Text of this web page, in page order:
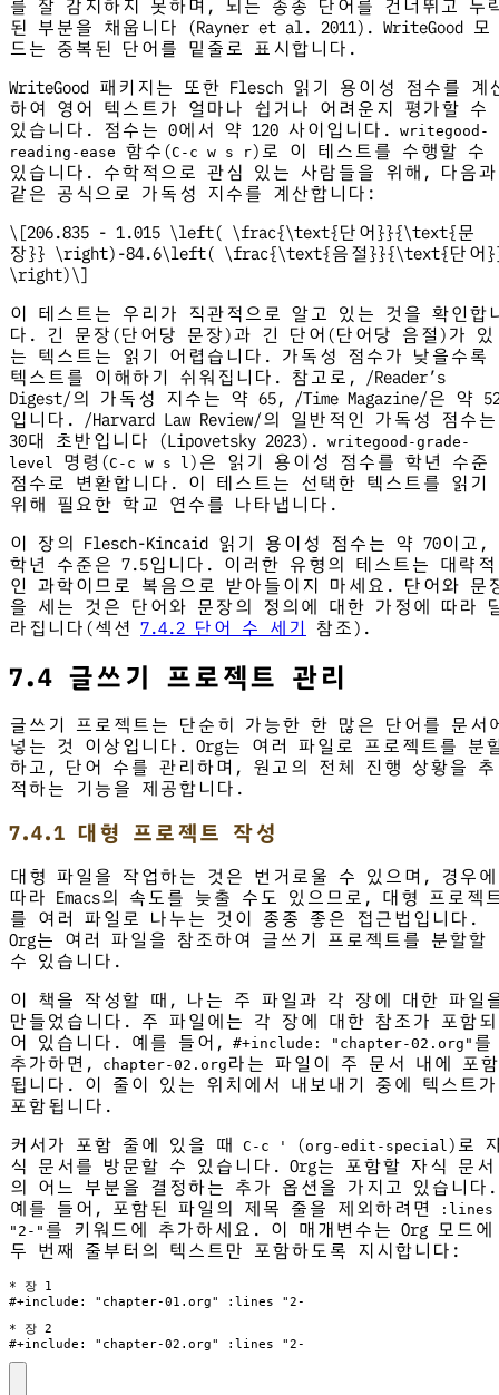
를 잘 감지하지 못하며, 뇌는 종종 단어를 건너뛰고 누
된 부분을 채웁니다 (Rayner et al. 2011). WriteGood 모
드는 중복된 단어를 밑줄로 표시합니다.
WriteGood 패키지는 또한 Flesch 읽기 용이성 점수를 계
하여 영어 텍스트가 얼마나 쉽거나 어려운지 평가할 수
있습니다. 점수는 0에서 약 120 사이입니다.
writegood-
reading-ease
함수(C-c w s r)로 이 테스트를 수행할 수
있습니다. 수학적으로 관심 있는 사람들을 위해, 다음과
같은 공식으로 가독성 지수를 계산합니다:
\[206.835 - 1.015 \left( \frac{\text{단어}}{\text{문
장}} \right)-84.6\left( \frac{\text{음절}}{\text{단어
\right)\]
이 테스트는 우리가 직관적으로 알고 있는 것을 확인합
다. 긴 문장(단어당 문장)과 긴 단어(단어당 음절)가 있
는 텍스트는 읽기 어렵습니다. 가독성 점수가 낮을수록
텍스트를 이해하기 쉬워집니다. 참고로, /Reader’s
Digest/의 가독성 지수는 약 65, /Time Magazine/은 약
입니다. /Harvard Law Review/의 일반적인 가독성 점수는
30대 초반입니다 (Lipovetsky 2023).
writegood-grade-
level
명령(C-c w s l)은 읽기 용이성 점수를 학년 수준
점수로 변환합니다. 이 테스트는 선택한 텍스트를 읽기
위해 필요한 학교 연수를 나타냅니다.
이 장의 Flesch-Kincaid 읽기 용이성 점수는 약 70이고,
학년 수준은 7.5입니다. 이러한 유형의 테스트는 대략적
인 과학이므로 복음으로 받아들이지 마세요. 단어와 문
을 세는 것은 단어와 문장의 정의에 대한 가정에 따라
라집니다(섹션 7.4.2 단어 수 세기 참조).
7.4 글쓰기 프로젝트 관리
글쓰기 프로젝트는 단순히 가능한 한 많은 단어를 문서
넣는 것 이상입니다. Org는 여러 파일로 프로젝트를 분
하고, 단어 수를 관리하며, 원고의 전체 진행 상황을 추
적하는 기능을 제공합니다.
7.4.1 대형 프로젝트 작성
대형 파일을 작업하는 것은 번거로울 수 있으며, 경우에
따라 Emacs의 속도를 늦출 수도 있으므로, 대형 프로젝
를 여러 파일로 나누는 것이 종종 좋은 접근법입니다.
Org는 여러 파일을 참조하여 글쓰기 프로젝트를 분할할
수 있습니다.
이 책을 작성할 때, 나는 주 파일과 각 장에 대한 파일
만들었습니다. 주 파일에는 각 장에 대한 참조가 포함되
어 있습니다. 예를 들어,
#+include: "chapter-02.org" 를
추가하면,
chapter-02.org 라는 파일이 주 문서 내에 포함
됩니다. 이 줄이 있는 위치에서 내보내기 중에 텍스트가
포함됩니다.
커서가 포함 줄에 있을 때
C-c ' (org-edit-special )로
식 문서를 방문할 수 있습니다. Org는 포함할 자식 문서
의 어느 부분을 결정하는 추가 옵션을 가지고 있습니다.
예를 들어, 포함된 파일의 제목 줄을 제외하려면
:lines
"2-" 를 키워드에 추가하세요. 이 매개변수는 Org 모드에
두 번째 줄부터의 텍스트만 포함하도록 지시합니다:
#+include: "chapter-02.org" :lines "2-